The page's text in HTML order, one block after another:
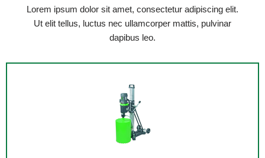
Lorem ipsum dolor sit amet, consectetur adipiscing elit.
Ut elit tellus, luctus nec ullamcorper mattis, pulvinar
dapibus leo.